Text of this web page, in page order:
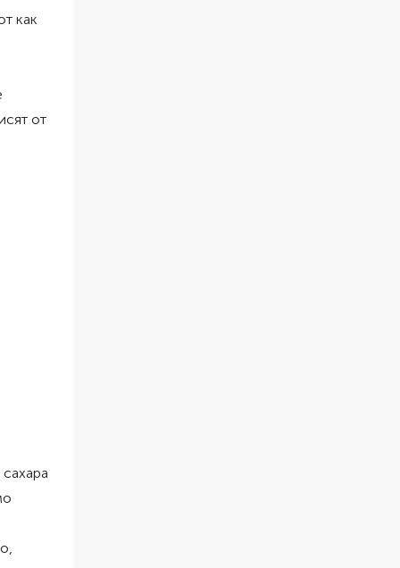
как
от